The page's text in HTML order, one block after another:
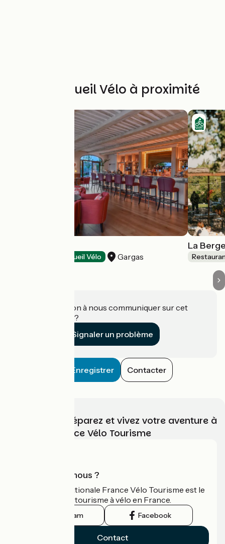
Autres Accueil Vélo à proximité
Accueil Vélo Gargas
La
Une information à nous communiquer sur cet
établissement ?
Signaler un problème
Enregistrer Contacter
Choisissez, préparez et vivez votre aventure à
vélo avec France Vélo Tourisme
Qui sommes-nous ?
L'association nationale France Vélo Tourisme est le
guide officiel du tourisme à vélo en France.
Instagram Facebook
Contact